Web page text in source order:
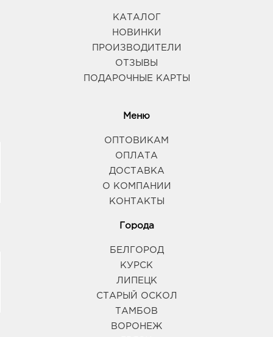
КАТАЛОГ
НОВИНКИ
ПРОИЗВОДИТЕЛИ
ОТЗЫВЫ
ПОДАРОЧНЫЕ КАРТЫ
Меню
ОПТОВИКАМ
ОПЛАТА
ДОСТАВКА
О КОМПАНИИ
КОНТАКТЫ
Города
БЕЛГОРОД
КУРСК
ЛИПЕЦК
СТАРЫЙ ОСКОЛ
ТАМБОВ
ВОРОНЕЖ